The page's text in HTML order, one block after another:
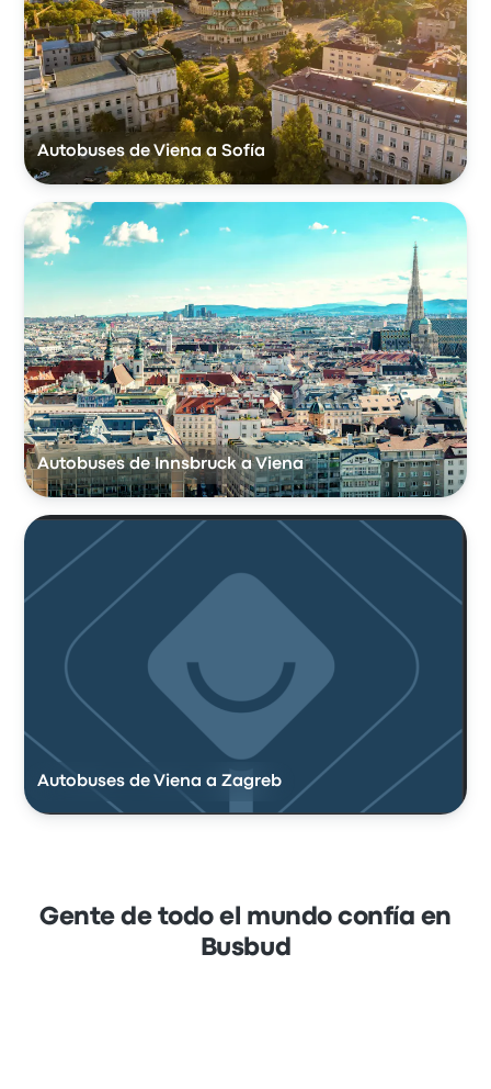
Autobuses de Viena a Sofía
Autobuses de Innsbruck a Viena
Autobuses de Viena a Zagreb
Gente de todo el mundo confía en
Busbud